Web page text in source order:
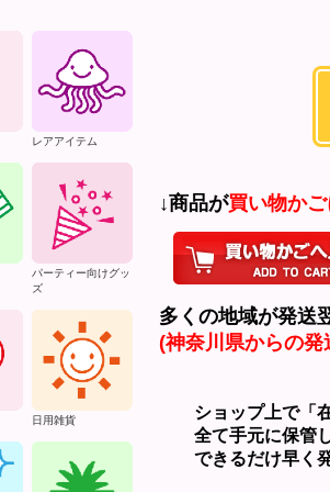
レアアイテム
パーティー向けグッ
ズ
日用雑貨
↓商品が買い物か
多くの地域が発送
(神奈川県からの発
ショップ上で「在
全て手元に保管し
できるだけ早く発